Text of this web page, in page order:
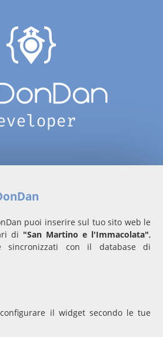
puoi inserire sul tuo sito web le
di "San Martino e l'Immacolata",
sincronizzati con il database di
il widget secondo le tue